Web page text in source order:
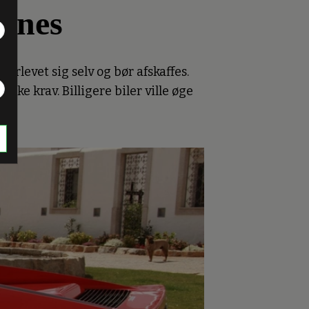
sig selv og bør afskaffes.
krav. Billigere biler ville øge